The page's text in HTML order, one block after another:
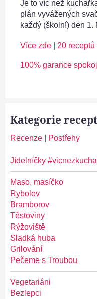
Je to víc než
plán vyvážených
každý (školní) den 1.
Více zde 20 receptů
100% garance
Kategorie
Recenze Postřehy
Jídelníčky
Maso, masíčko
Rybolov
Bramborov
Těstoviny
Rýžoviště
Sladká huba
Grilování
Pečeme s Troubou
Vegetariáni
Bezlepci